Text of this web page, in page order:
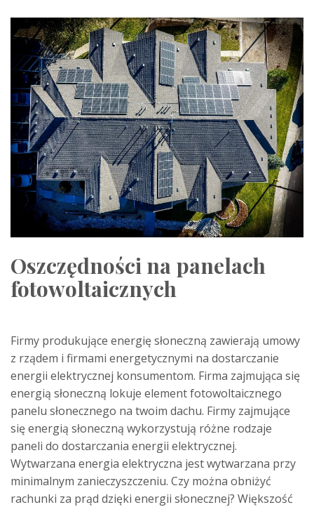
Oszczędności na panelach
fotowoltaicznych
Firmy produkujące energię słoneczną zawierają umowy
z rządem i firmami energetycznymi na dostarczanie
energii elektrycznej konsumentom. Firma zajmująca się
energią słoneczną lokuje element fotowoltaicznego
panelu słonecznego na twoim dachu. Firmy zajmujące
się energią słoneczną wykorzystują różne rodzaje
paneli do dostarczania energii elektrycznej.
Wytwarzana energia elektryczna jest wytwarzana przy
minimalnym zanieczyszczeniu. Czy można obniżyć
rachunki za prąd dzięki energii słonecznej? Większość